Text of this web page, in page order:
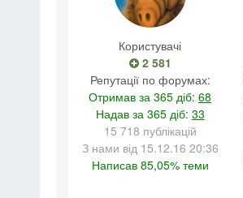
Користувачі
2 581
Репутації по форумах:
Отримав за 365 діб:68
Надав за 365 діб: 33
15 718 публікацій
З нами від 15.12.16 20:36
Написав 85,05% теми